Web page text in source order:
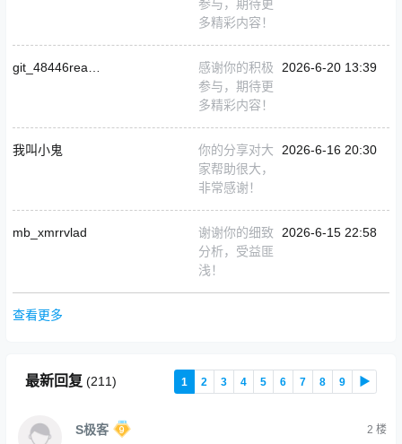
参与，期待更
多精彩内容！
git_48446readcr4
感谢你的积极
参与，期待更
多精彩内容！
2026-6-20 13:39
我叫小鬼
你的分享对大
家帮助很大，
非常感谢！
2026-6-16 20:30
mb_xmrrvlad
谢谢你的细致
分析，受益匪
浅！
2026-6-15 22:58
查看更多
最新回复 (211) 1 2 3 4 5 6 7 8 9 ▶
S极客 2 楼